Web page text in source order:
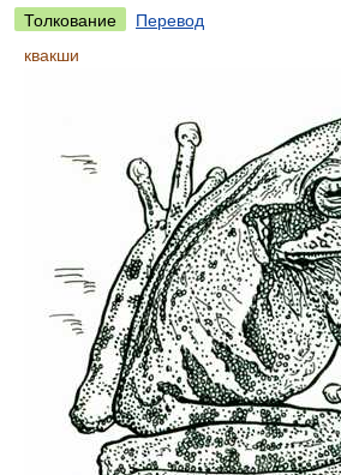
Толкование
Перевод
квакши